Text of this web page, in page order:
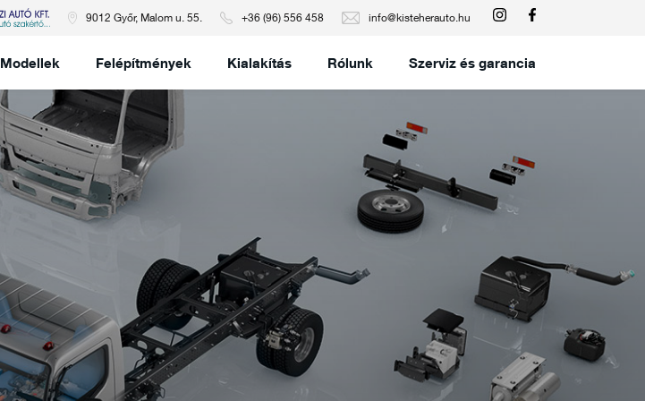
9012 Győr, Malom u. 55. +36 (96) 556 458 info@kisteherauto.hu
Modellek Felépítmények Kialakítás Rólunk Szerviz és garancia